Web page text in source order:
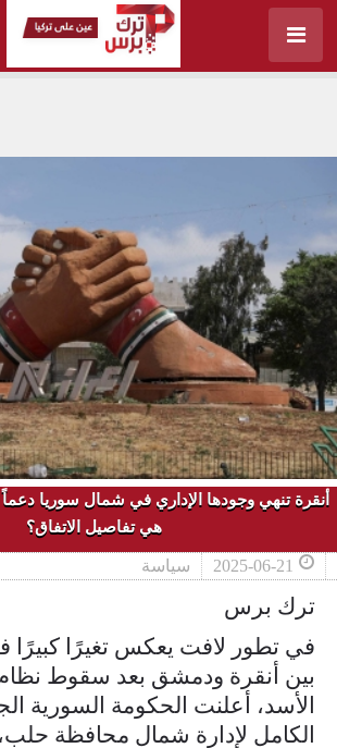
أنقرة تنهي وجودها الإداري في شمال سوريا دعماً
هي تفاصيل الاتفاق؟
2025-06-21 سياسة
ترك برس
في تطور لافت يعكس تغيرًا كبيرًا
بين أنقرة ودمشق بعد سقوط
الأسد، أعلنت الحكومة السورية
الكامل لإدارة شمال محافظة